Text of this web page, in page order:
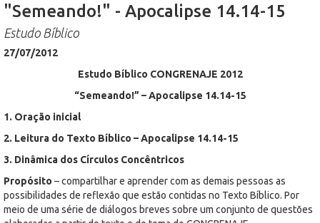
"Semeando!" - Apocalipse 14.14-15
Estudo Bíblico
27/07/2012
Estudo Bíblico CONGRENAJE 2012
“Semeando!” – Apocalipse 14.14-15
1. Oração inicial
2. Leitura do Texto Bíblico – Apocalipse 14.14-15
3. Dinâmica dos Círculos Concêntricos
Propósito – compartilhar e aprender com as demais pessoas as
possibilidades de reflexão que estão contidas no Texto Bíblico. Por
meio de uma série de diálogos breves sobre um conjunto de questões